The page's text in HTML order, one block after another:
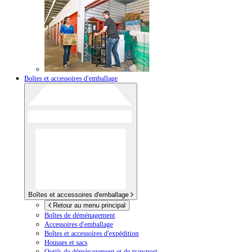
Boîtes et accessoires d'emballage
Boîtes et accessoires d'emballage
Retour au menu principal
Boîtes de déménagement
Accessoires d'emballage
Boîtes et accessoires d'expédition
Housses et sacs